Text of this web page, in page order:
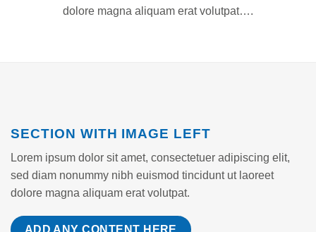
dolore magna aliquam erat volutpat….
SECTION WITH IMAGE LEFT
Lorem ipsum dolor sit amet, consectetuer adipiscing elit,
sed diam nonummy nibh euismod tincidunt ut laoreet
dolore magna aliquam erat volutpat.